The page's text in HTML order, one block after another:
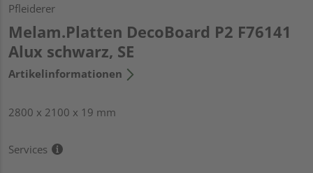
Pfleiderer
Melam.Platten DecoBoard P2 F76141
Alux schwarz, SE
Artikelinformationen
2800 x 2100 x 19 mm
Services